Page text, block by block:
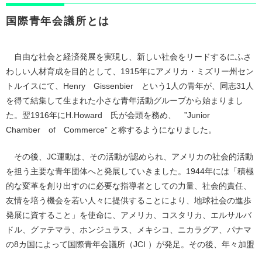
国際青年会議所とは
自由な社会と経済発展を実現し、新しい社会をリードするにふさ
わしい人材育成を目的として、1915年にアメリカ・ミズリー州セン
トルイスにて、Henry Gissenbier という1人の青年が、同志31人
を得て結集して生まれた小さな青年活動グループから始まりまし
た。翌1916年にH.Howard 氏が会頭を務め、 ”Junior
Chamber of Commerce” と称するようになりました。
その後、JC運動は、その活動が認められ、アメリカの社会的活動
を担う主要な青年団体へと発展していきました。1944年には「積極
的な変革を創り出すのに必要な指導者としての力量、社会的責任、
友情を培う機会を若い人々に提供することにより、地球社会の進歩
発展に資すること」を使命に、アメリカ、コスタリカ、エルサルバ
ドル、グァテマラ、ホンジュラス、メキシコ、ニカラグア、パナマ
の8カ国によって国際青年会議所（JCI ）が発足。その後、年々加盟